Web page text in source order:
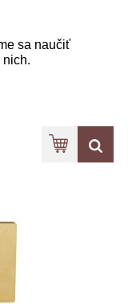
sa naučiť
nich.